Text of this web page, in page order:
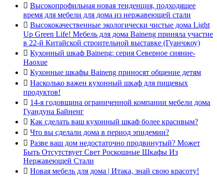
 Высокопрофильная новая тенденция, подходящее
время для мебели для дома из нержавеющей стали
 Высококачественные экологически чистые дома Light
Up Green Life! Мебель для дома Baineng приняла участие
в 22-й Китайской строительной выставке (Гуанчжоу)
 Кухонный шкаф Baineng: серия Северное сияние-
Haoxue
 Кухонные шкафы Baineng приносят общение детям
 Насколько важен кухонный шкаф для пищевых
продуктов!
 14-я годовщина ограниченной компании мебели дома
Гуандуна Байненг
 Как сделать ваш кухонный шкаф более красивым?
 Что вы сделали дома в период эпидемии?
 Разве ваш дом недостаточно продвинутый? Может
Быть Отсутствует Свет Роскошные Шкафы Из
Нержавеющей Стали
 Новая мебель для дома | Итака, знай свою красоту!